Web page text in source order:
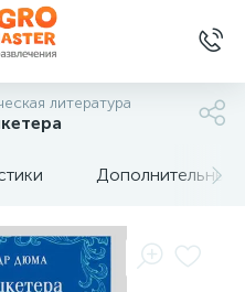
литература
Дополнительные